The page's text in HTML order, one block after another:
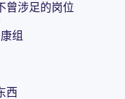
曾涉足的岗位
组
西